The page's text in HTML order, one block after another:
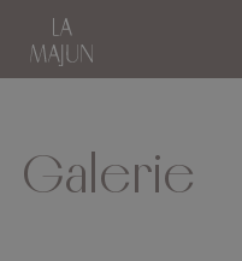
Galerie